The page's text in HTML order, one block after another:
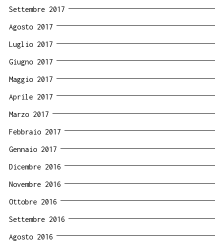
Settembre 2017
Agosto 2017
Luglio 2017
Giugno 2017
Maggio 2017
Aprile 2017
Marzo 2017
Febbraio 2017
Gennaio 2017
Dicembre 2016
Novembre 2016
Ottobre 2016
Settembre 2016
Agosto 2016